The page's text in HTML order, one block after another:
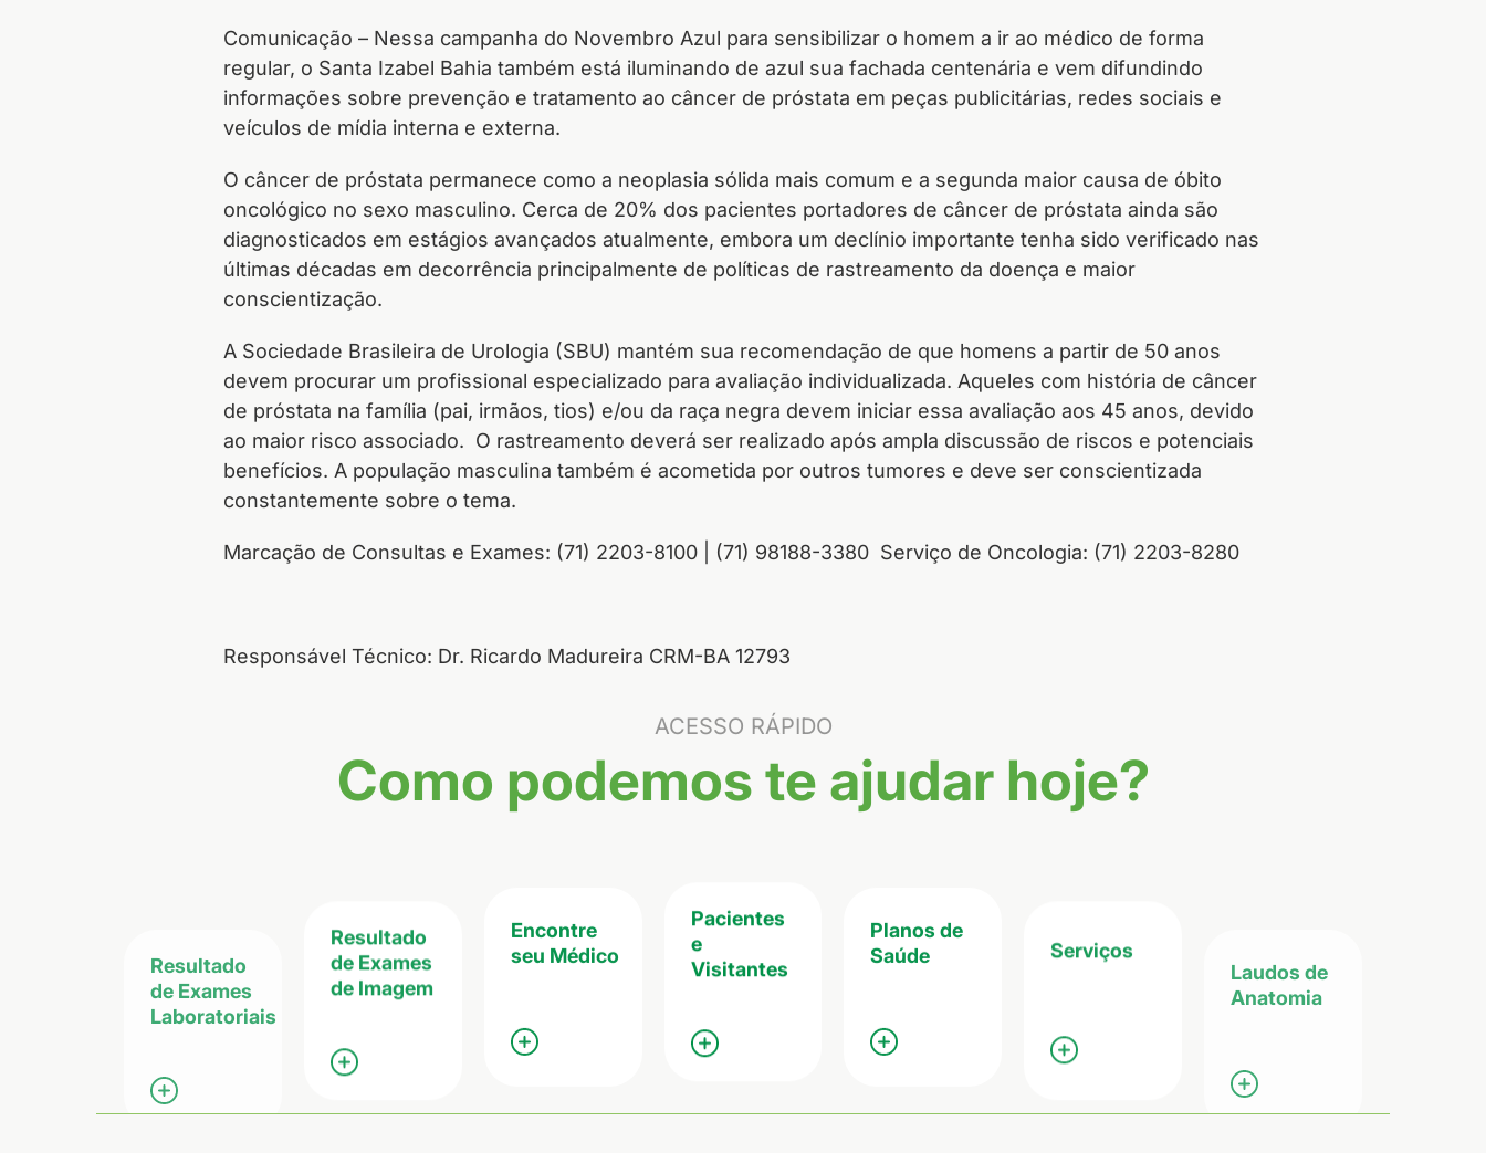
Comunicação – Nessa campanha do Novembro Azul para sensibilizar o homem a ir ao médico de forma
regular, o Santa Izabel Bahia também está iluminando de azul sua fachada centenária e vem difundindo
informações sobre prevenção e tratamento ao câncer de próstata em peças publicitárias, redes sociais e
veículos de mídia interna e externa.
O câncer de próstata permanece como a neoplasia sólida mais comum e a segunda maior causa de óbito
oncológico no sexo masculino. Cerca de 20% dos pacientes portadores de câncer de próstata ainda são
diagnosticados em estágios avançados atualmente, embora um declínio importante tenha sido verificado nas
últimas décadas em decorrência principalmente de políticas de rastreamento da doença e maior
conscientização.
A Sociedade Brasileira de Urologia (SBU) mantém sua recomendação de que homens a partir de 50 anos
devem procurar um profissional especializado para avaliação individualizada. Aqueles com história de câncer
de próstata na família (pai, irmãos, tios) e/ou da raça negra devem iniciar essa avaliação aos 45 anos, devido
ao maior risco associado. O rastreamento deverá ser realizado após ampla discussão de riscos e potenciais
benefícios. A população masculina também é acometida por outros tumores e deve ser conscientizada
constantemente sobre o tema.
Marcação de Consultas e Exames: (71) 2203-8100 | (71) 98188-3380 Serviço de Oncologia: (71) 2203-8280
Responsável Técnico: Dr. Ricardo Madureira CRM-BA 12793
ACESSO RÁPIDO
Como podemos te ajudar hoje?
Resultado
de Exames
Laboratoriais
Resultado
de Exames
de Imagem
Encontre
seu Médico
Pacientes
e
Visitantes
Planos de
Saúde
Serviços
Laudos de
Anatomia